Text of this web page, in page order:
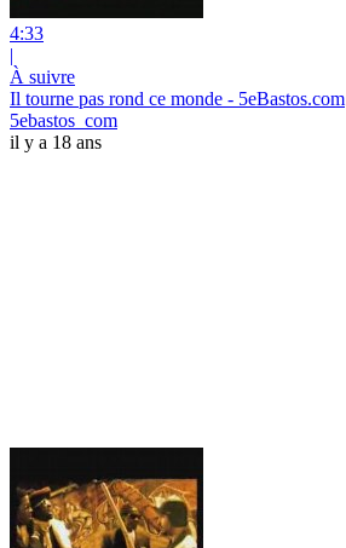
4:33
|
À suivre
Il tourne pas rond ce monde - 5eBastos.com
5ebastos_com
il y a 18 ans